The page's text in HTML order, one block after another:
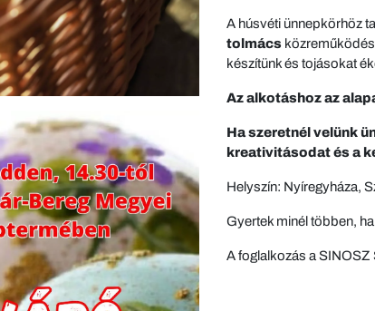
A húsvéti ünnepkörhöz
tolmács
készítünk és tojásokat
Az alkotáshoz az
Ha szeretnél velünk
kreativitásodat és a
Helyszín: Nyíregyháza,
Gyertek minél többen,
A foglalkozás a SINOSZ